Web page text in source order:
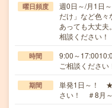
曜日頻度
週0日～/月1日
だけ」など色
あっても大丈
相談ください！
時間
9:00～
ご相談ください
期間
単発1日～！ ★
さい！ ＃8月